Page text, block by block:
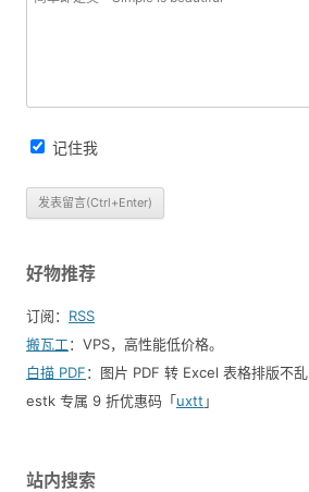
记住我
好物推荐
订阅： RSS
搬瓦工：VPS，高性能低价格。️
白描 PDF：图片 PDF 转 Excel 表格排版不乱
estk 专属 9 折优惠码「uxtt 」
站内搜索